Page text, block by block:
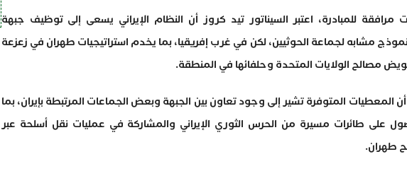
للمبادرة، اعتبر السيناتور تيد كروز أن النظام الإيراني يسعى إلى توظيف جبهة
مشابه لجماعة الحوثيين، لكن في غرب إفريقيا، بما يخدم استراتيجيات طهران في زعزعة
مصالح الولايات المتحدة وحلفائها في المنطقة.
المعطيات المتوفرة تشير إلى وجود تعاون بين الجبهة وبعض الجماعات المرتبطة بإيران، بما
على طائرات مسيرة من الحرس الثوري الإيراني والمشاركة في عمليات نقل أسلحة عبر
طهران.